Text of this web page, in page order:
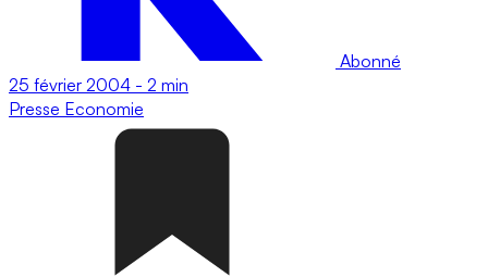
Abonné
25 février 2004 - 2 min
Presse Economie